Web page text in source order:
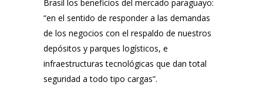
Brasil los beneficios del mercado paraguayo:
“en el sentido de responder a las demandas
de los negocios con el respaldo de nuestros
depósitos y parques logísticos, e
infraestructuras tecnológicas que dan total
seguridad a todo tipo cargas”.